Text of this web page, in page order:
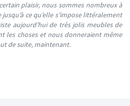
plaisir, nous sommes nombreux à
ce qu’elle s’impose littéralement
aujourd’hui de très jolis meubles de
les choses et nous donneraient même
de suite, maintenant.